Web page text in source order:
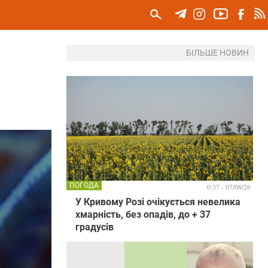
БІЛЬШЕ НОВИН
У Кривому Розі очікується невелика
хмарність, без опадів, до + 37
градусів
ПОГОДА 0:37 - 07/08/26